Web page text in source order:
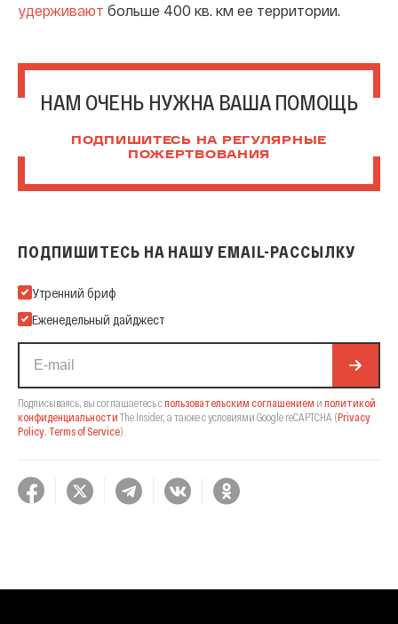
удерживают больше 400 кв. км ее территории.
НАМ ОЧЕНЬ НУЖНА ВАША ПОМОЩЬ
ПОДПИШИТЕСЬ НА РЕГУЛЯРНЫЕ
ПОЖЕРТВОВАНИЯ
ПОДПИШИТЕСЬ НА НАШУ EMAIL-РАССЫЛКУ
Подпишитесь на нашу Email-рассылку
Утренний бриф
Еженедельный дайджест
Подписываясь, вы соглашаетесь спользовательским соглашением и политикой
конфиденциальности The Insider, а также с условиями Google reCAPTCHA (Privacy
Policy Terms of Service).